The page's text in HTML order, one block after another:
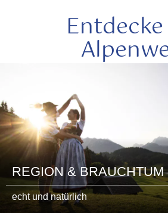
REGION & BRAUCHTUM
echt und natürlich